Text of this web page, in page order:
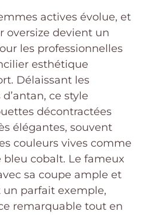
actives évolue, et
oversize devient un
les professionnelles
esthétique
Délaissant les
ce style
décontractées
élégantes, souvent
couleurs vives comme
bleu cobalt. Le fameux
sa coupe ample et
parfait exemple,
remarquable tout en